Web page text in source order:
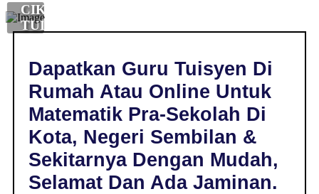
CIKGU
TUISYEN
KOTA,
NEGERI
PRA-
SEKOLAH
Dapatkan Guru Tuisyen Di
Rumah Atau Online Untuk
Matematik Pra-Sekolah Di
Kota, Negeri Sembilan &
Sekitarnya Dengan Mudah,
Selamat Dan Ada Jaminan.